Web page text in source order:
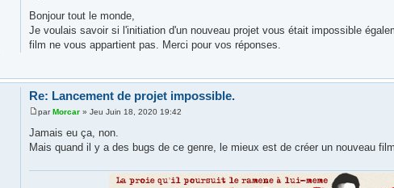
Bonjour tout le monde,
Je voulais savoir si l'initiation d'un nouveau projet vous était impossible
film ne vous appartient pas. Merci pour vos réponses.
Re: Lancement de projet impossible.
parMorcar» Jeu Juin 18, 2020 19:42
Jamais eu ça, non.
Mais quand il y a des bugs de ce genre, le mieux est de créer un nouveau